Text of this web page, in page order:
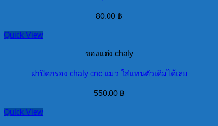
80.00 ฿
Quick View
ของแต่ง chaly
ฝาปิดกรอง chaly cnc แมว ใส่แทนตัวเดิมได้เลย
550.00 ฿
Quick View